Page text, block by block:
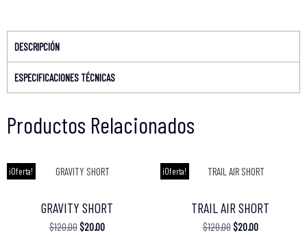
DESCRIPCIÓN
ESPECIFICACIONES TÉCNICAS
Productos Relacionados
¡Oferta!
GRAVITY SHORT
$120.00$20.00
¡Oferta!
TRAIL AIR SHORT
$120.00$20.00